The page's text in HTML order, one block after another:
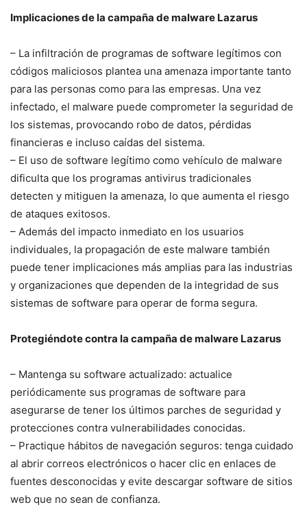
Implicaciones de la campaña de malware Lazarus
– La infiltración de programas de software legítimos con
códigos maliciosos plantea una amenaza⁤ importante tanto
para las personas como para las ⁤empresas. Una vez
infectado,⁣ el malware⁢ puede comprometer la⁤ seguridad de
los‍ sistemas, provocando robo de datos, pérdidas
financieras e incluso caídas del sistema.
– El uso de software legítimo como vehículo de malware
dificulta que los programas antivirus tradicionales
detecten y mitiguen ‌la amenaza, lo que aumenta el riesgo
de ataques exitosos.
– Además del impacto‌ inmediato en ‍los usuarios
individuales, la⁢ propagación de este malware también
puede tener‍ implicaciones más amplias para ‌las industrias
y organizaciones que dependen de la integridad de sus
⁢sistemas de software para operar de forma segura.
Protegiéndote contra la campaña ⁤de malware Lazarus
– Mantenga su software actualizado: actualice
periódicamente sus programas de software para
asegurarse de tener ⁣los últimos parches de seguridad y
protecciones contra vulnerabilidades conocidas.
– Practique hábitos de navegación seguros: tenga cuidado
al abrir correos electrónicos o hacer clic en enlaces de
fuentes desconocidas y evite⁣ descargar software de sitios
web que no sean de confianza.